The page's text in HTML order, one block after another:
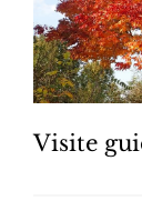
Visite